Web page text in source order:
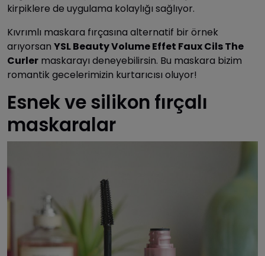
kirpiklere de uygulama kolaylığı sağlıyor.
Kıvrımlı maskara fırçasına alternatif bir örnek
arıyorsan YSL Beauty Volume Effet Faux Cils The
Curler maskarayı deneyebilirsin. Bu maskara bizim
romantik gecelerimizin kurtarıcısı oluyor!
Esnek ve silikon fırçalı
maskaralar